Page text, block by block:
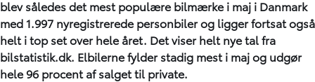
blev således det mest populære bilmærke i maj i Danmark
med 1.997 nyregistrerede personbiler og ligger fortsat også
helt i top set over hele året. Det viser helt nye tal fra
bilstatistik.dk. Elbilerne fylder stadig mest i maj og udgør
hele 96 procent af salget til private.